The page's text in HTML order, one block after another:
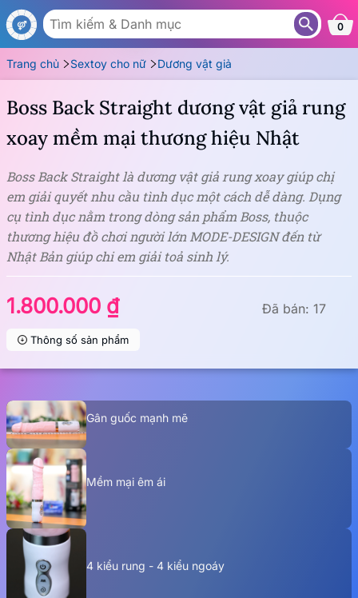
0
Trang chủ Sextoy cho nữ Dương vật giả
1.800.000 ₫ Đã bán: 17
Thông số sản phẩm
Boss Back Straight dương vật giả rung
xoay mềm mại thương hiệu Nhật
Boss Back Straight là dương vật giả rung xoay giúp chị
em giải quyết nhu cầu tình dục một cách dễ dàng. Dụng
cụ tình dục nằm trong dòng sản phẩm Boss, thuộc
thương hiệu đồ chơi người lớn MODE-DESIGN đến từ
Nhật Bản giúp chi em giải toả sinh lý.
Gân guốc mạnh mẽ
Mềm mại êm ái
4 kiểu rung - 4 kiểu ngoáy